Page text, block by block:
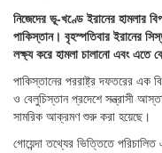
নিজেদের ভূ-খণ্ডে ইরানের হামলার
পাকিস্তান। বৃহস্পতিবার ইরানের
লক্ষ্য করে হামলা চালানো এবং এতে
পাকিস্তানের পররাষ্ট্র দফতরের এক
ও বেলুচিস্তান প্রদেশে সন্ত্রাসী
সামরিক আক্রমণ শুরু করা হয়েছে।
গোয়েন্দা তথ্যের ভিত্তিতে